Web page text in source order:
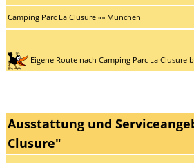
Camping Parc La Clusure «» München
Eigene Route nach Camping Parc La Clusure
Ausstattung und
Clusure"